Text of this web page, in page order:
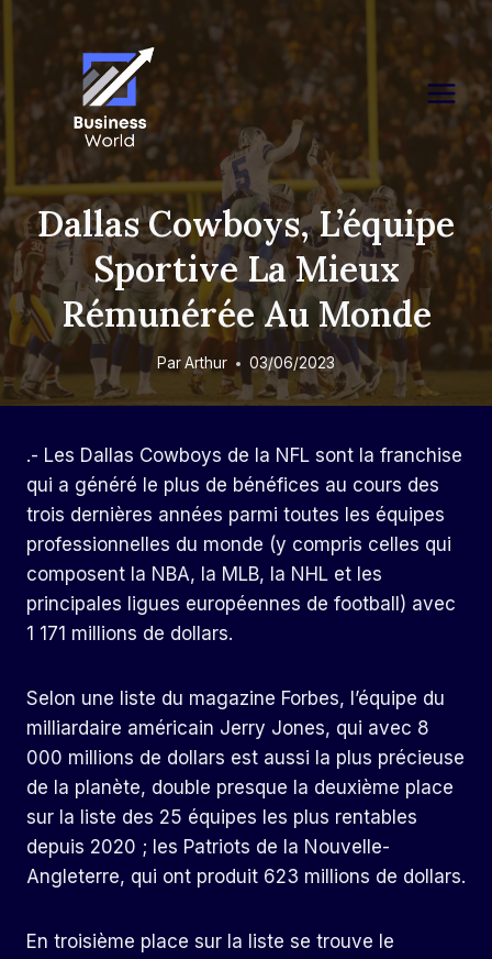
Dallas Cowboys, L’équipe
Sportive La Mieux
Rémunérée Au Monde
ParArthur 03/06/2023
.- Les Dallas Cowboys de la NFL sont la franchise
qui a généré le plus de bénéfices au cours des
trois dernières années parmi toutes les équipes
professionnelles du monde (y compris celles qui
composent la NBA, la MLB, la NHL et les
principales ligues européennes de football) avec
1 171 millions de dollars.
Selon une liste du magazine Forbes, l’équipe du
milliardaire américain Jerry Jones, qui avec 8
000 millions de dollars est aussi la plus précieuse
de la planète, double presque la deuxième place
sur la liste des 25 équipes les plus rentables
depuis 2020 ; les Patriots de la Nouvelle-
Angleterre, qui ont produit 623 millions de dollars.
En troisième place sur la liste se trouve le